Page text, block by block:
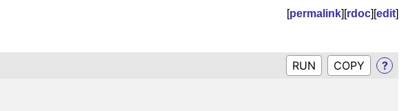
[permalink][rdoc][edit]
RUN ?